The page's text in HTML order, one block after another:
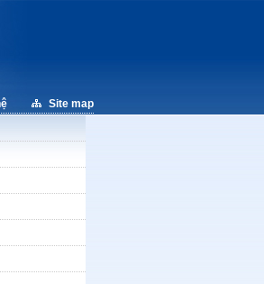
Site map